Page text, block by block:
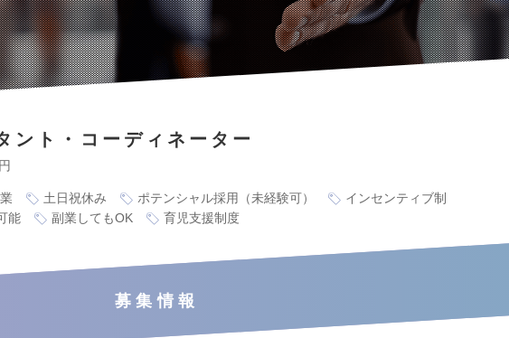
ント・コーディネーター
土日祝休み ポテンシャル採用（未経験可）
インセンティブ制
能 副業してもOK 育児支援制度
募集情報